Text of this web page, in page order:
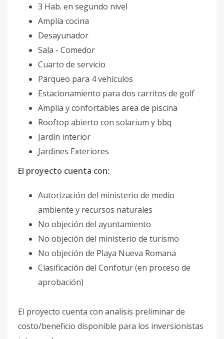
3 Hab. en segundo nivel
Amplia cocina
Desayunador
Sala - Comedor
Cuarto de servicio
Parqueo para 4 vehículos
Estacionamiento para dos carritos de golf
Amplia y confortables area de piscina
Rooftop abierto con solarium y bbq
Jardín interior
Jardines Exteriores
El proyecto cuenta con:
Autorización del ministerio de medio
ambiente y recursos naturales
No objeción del ayuntamiento
No objeción del ministerio de turismo
No objeción de Playa Nueva Romana
Clasificación del Confotur (en proceso de
aprobación)
El proyecto cuenta con analisis preliminar de
costo/beneficio disponible para los inversionistas